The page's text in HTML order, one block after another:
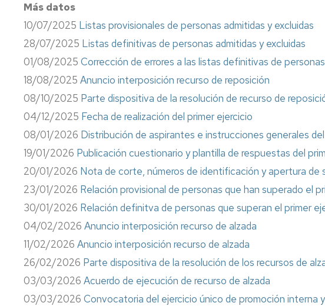
Calidad
sindical
Más datos
10/07/2025 Listas provisionales de personas admitidas y excluidas
28/07/2025 Listas definitivas de personas admitidas y excluidas
01/08/2025 Corrección de errores a las listas definitivas de
18/08/2025 Anuncio interposición recurso de reposición
08/10/2025 Parte dispositiva de la resolución de recurso de
04/12/2025 Fecha de realización del primer ejercicio
08/01/2026 Distribución de aspirantes e instrucciones generales
19/01/2026 Publicación cuestionario y plantilla de respuestas del
20/01/2026 Nota de corte, números de identificación y apertura de
23/01/2026 Relación provisional de personas que han superado el
30/01/2026 Relación definitva de personas que superan el primer
04/02/2026 Anuncio interposición recurso de alzada
11/02/2026 Anuncio interposición recurso de alzada
26/02/2026 Parte dispositiva de la resolución de los recursos de
03/03/2026 Acuerdo de ejecución de recurso de alzada
03/03/2026 Convocatoria del ejercicio único de promoción interna